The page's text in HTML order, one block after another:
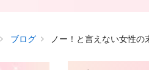
ブログ ノー！と言えない女性の